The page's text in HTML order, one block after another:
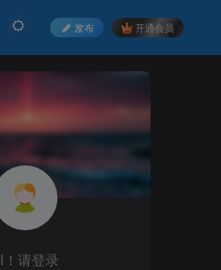
发布 开通会员
！请登录